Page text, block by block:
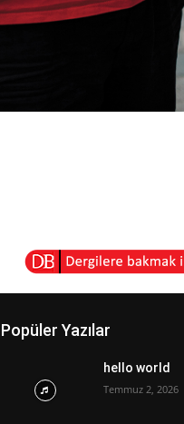
Popüler Yazılar
hello world
Temmuz 2, 2026